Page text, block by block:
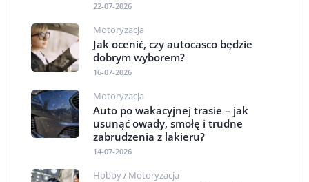
22-07-2026
Motoryzacja
Jak ocenić, czy autocasco będzie
dobrym wyborem?
16-07-2026
Motoryzacja
Auto po wakacyjnej trasie – jak
usunąć owady, smołę i trudne
zabrudzenia z lakieru?
14-07-2026
Hobby/ Motoryzacja